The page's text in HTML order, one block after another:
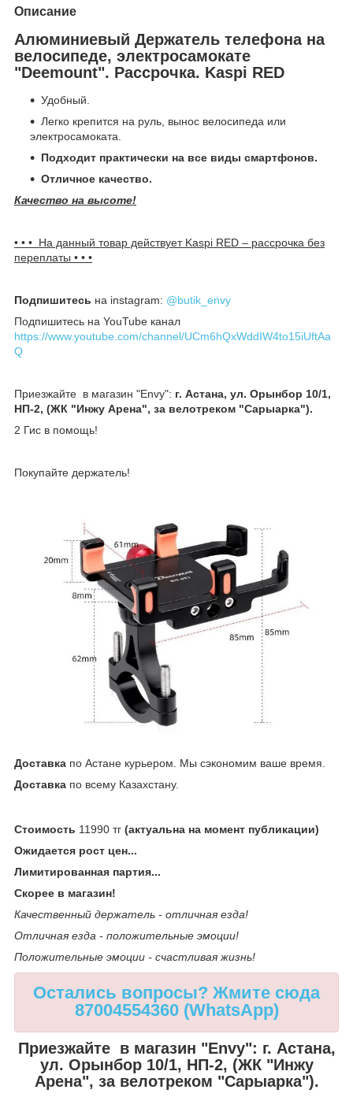
Описание
Алюминиевый Держатель телефона на
велосипеде, электросамокате
"Deemount". Рассрочка. Kaspi RED
Удобный.
Легко крепится на руль, вынос велосипеда или
электросамоката.
Подходит практически на все виды смартфонов.
Отличное качество.
Качество на высоте!
• • • На данный товар действует Kaspi RED – рассрочка без
переплаты • • •
Подпишитесь на instagram: @butik_envy
Подпишитесь на YouTube канал
https://www.youtube.com/channel/UCm6hQxWddIW4to15iUftAa
Q
Приезжайте в магазин "Envy": г. Астана, ул. Орынбор 10/1,
НП-2, (ЖК "Инжу Арена", за велотреком "Сарыарка").
2 Гис в помощь!
Покупайте держатель!
Доставка по Астане курьером. Мы сэкономим ваше время.
Доставка по всему Казахстану.
Стоимость 11990 тг (актуальна на момент публикации)
Ожидается рост цен...
Лимитированная партия...
Скорее в магазин!
Качественный держатель - отличная езда!
Отличная езда - положительные эмоции!
Положительные эмоции - счастливая жизнь!
Остались вопросы? Жмите сюда
87004554360 (WhatsApp)
Приезжайте в магазин "Envy": г. Астана,
ул. Орынбор 10/1, НП-2, (ЖК "Инжу
Арена", за велотреком "Сарыарка").